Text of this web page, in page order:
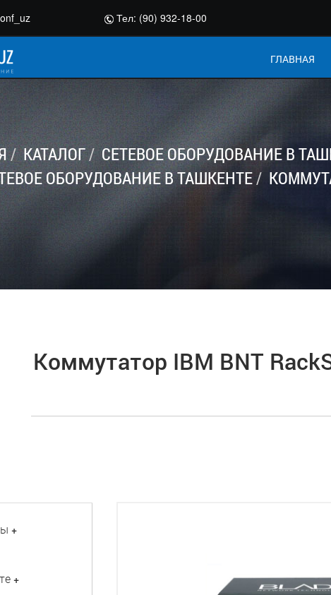
Тел: (90) 932-18-00
ГЛАВНАЯ
КАТАЛОГ СЕТЕВОЕ ОБОРУДОВАНИЕ В
ОБОРУДОВАНИЕ В ТАШКЕНТЕ
Коммутатор IBM BNT
+
+